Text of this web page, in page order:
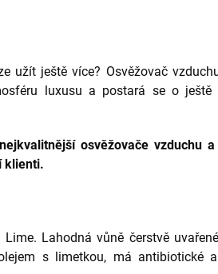
užít ještě více? Osvěžovač
luxusu a postará se o ještě
osvěžovače vzduchu
klienti.
Lime. Lahodná vůně čerstvě
s limetkou, má antibiotické